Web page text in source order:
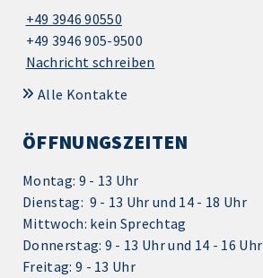
+49 3946 90550
+49 3946 905-9500
Nachricht schreiben
Alle Kontakte
ÖFFNUNGSZEITEN
Montag: 9 - 13 Uhr
Dienstag: 9 - 13 Uhr und 14 - 18 Uhr
Mittwoch: kein Sprechtag
Donnerstag: 9 - 13 Uhr und 14 - 16 Uhr
Freitag: 9 - 13 Uhr